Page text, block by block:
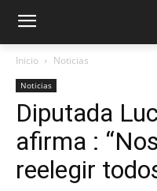
Inicio Noticias
Noticias
Diputada
afirma :
reelegir